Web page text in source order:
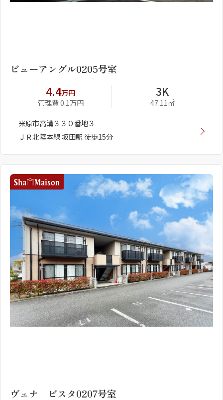
ビューアングル0205号室
4.4万円
管理費 0.1万円
3K
47.11㎡
米原市高溝３３０番地３
ＪＲ北陸本線 坂田駅 徒歩15分
ヴェナ ビスタ0207号室